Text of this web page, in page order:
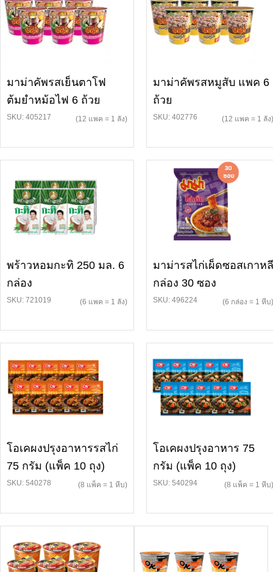
มาม่าคัพรสเย็นตาโฟ
ต้มยำหม้อไฟ 6 ถ้วย
SKU: 405217 (12 แพค = 1 ลัง)
มาม่าคัพรสหมูสับ แพค 6
ถ้วย
SKU: 402776 (12 แพค = 1 ลัง)
พร้าวหอมกะทิ 250 มล. 6
กล่อง
SKU: 721019 (6 แพค = 1 ลัง)
มาม่ารสไก่เผ็ดซอสเกาหลี
กล่อง 30 ซอง
SKU: 496224 (6 กล่อง = 1 หีบ)
โอเคผงปรุงอาหารรสไก่
75 กรัม (แพ็ค 10 ถุง)
SKU: 540278 (8 แพ็ค = 1 หีบ)
โอเคผงปรุงอาหาร 75
กรัม (แพ็ค 10 ถุง)
SKU: 540294 (8 แพ็ค = 1 หีบ)